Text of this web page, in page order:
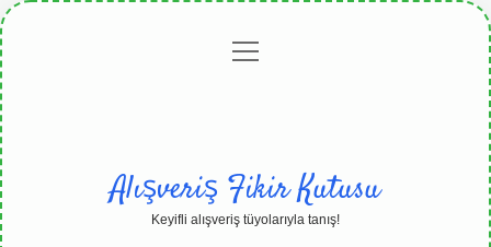
Gizlilikmenüyü
Alışveriş Fikir Kutusu
Keyifli alışveriş tüyolarıyla tanış!